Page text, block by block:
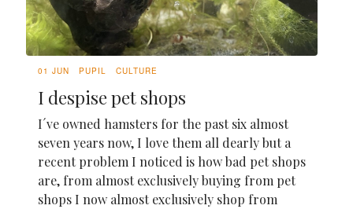
01 JUN PUPIL CULTURE
I despise pet shops
I´ve owned hamsters for the past six almost
seven years now, I love them all dearly but a
recent problem I noticed is how bad pet shops
are, from almost exclusively buying from pet
shops I now almost exclusively shop from